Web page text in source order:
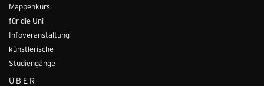
Mappenkurs
für die Uni
Infoveranstaltung
künstlerische
Studiengänge
ÜBER